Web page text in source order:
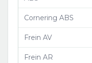
Cornering ABS
Frein AV
Frein AR